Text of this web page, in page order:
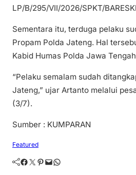
LP/B/295/VII/2026/SPKT/
Sementara itu, terduga pelaku
Propam Polda Jateng. Hal
Kabid Humas Polda Jawa
“Pelaku semalam sudah
Jateng,” ujar Artanto melalui
(3/7).
Sumber : KUMPARAN
Featured
Facebook Twitter Pinterest Mail WhatsApp